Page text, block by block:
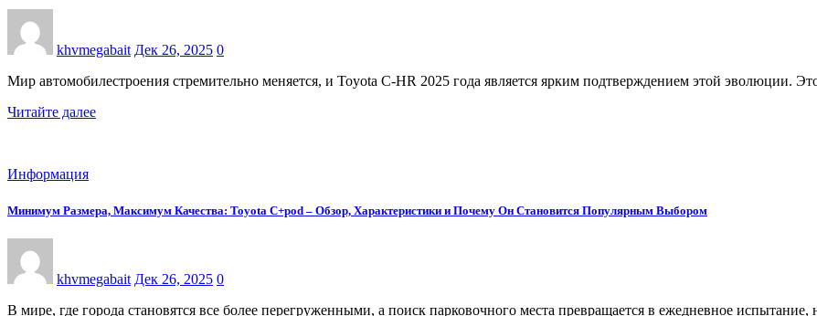
khvmegabait Дек 26, 2025 0
Мир автомобилестроения стремительно меняется, и Toyota C-HR 2025 года является ярким подтверждением этой эволюции.
Читайте далее
Информация
Минимум Размера, Максимум Качества: Toyota C+pod – Обзор, Характеристики и Почему Он Становится Популярным Выбором
khvmegabait Дек 26, 2025 0
В мире, где города становятся все более перегруженными, а поиск парковочного места превращается в ежедневное